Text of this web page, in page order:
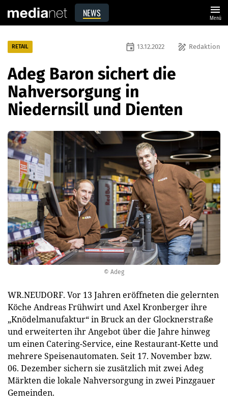
NEWS menu
Menü
© Adeg
RETAIL draw Redaktion
event 13.12.2022
Adeg Baron sichert die
Nahversorgung in
Niedernsill und Dienten
WR.NEUDORF. Vor 13 Jahren eröffneten die gelernten
Köche Andreas Frühwirt und Axel Kronberger ihre
„Knödelmanufaktur“ in Bruck an der Glocknerstraße
und erweiterten ihr Angebot über die Jahre hinweg
um einen Catering-Service, eine Restaurant-Kette und
mehrere Speisenautomaten. Seit 17. November bzw.
06. Dezember sichern sie zusätzlich mit zwei Adeg
Märkten die lokale Nahversorgung in zwei Pinzgauer
Gemeinden.